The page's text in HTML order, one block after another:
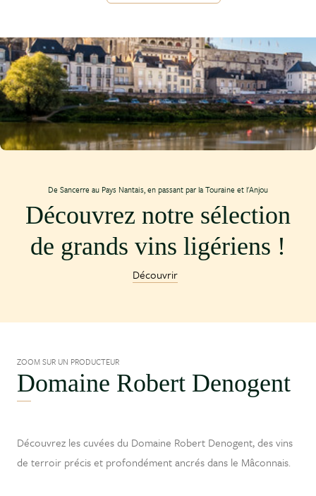
De Sancerre au Pays Nantais, en passant par la Touraine et l'Anjou
Découvrez notre sélection
de grands vins ligériens !
Découvrir
ZOOM SUR UN PRODUCTEUR
Domaine Robert Denogent
Découvrez les cuvées du Domaine Robert Denogent, des vins
de terroir précis et profondément ancrés dans le Mâconnais.